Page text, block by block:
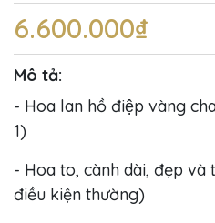
6.600.000₫
Mô tả:
- Hoa lan hồ điệp vàng
1)
- Hoa to, cành dài, đẹp
điều kiện thường)